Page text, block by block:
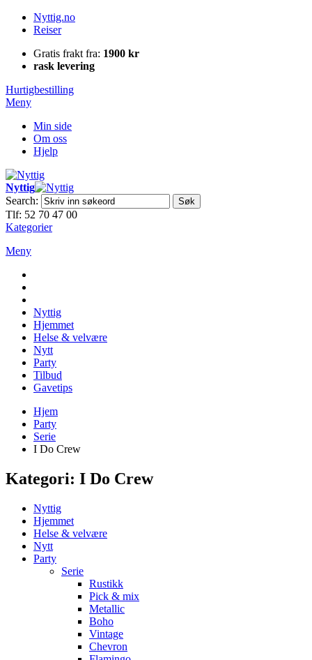
Nyttig.no
Reiser
Gratis frakt fra: 1900 kr
rask levering
Hurtigbestilling
Meny
Min side
Om oss
Hjelp
Nyttig
Search:
Søk
Tlf: 52 70 47 00
Kategorier
Meny
Nyttig
Hjemmet
Helse & velvære
Nytt
Party
Tilbud
Gavetips
Hjem
Party
Serie
I Do Crew
Kategori: I Do Crew
Nyttig
Hjemmet
Helse & velvære
Nytt
Party
Serie
Rustikk
Pick & mix
Metallic
Boho
Vintage
Chevron